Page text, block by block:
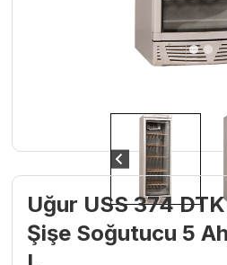
Uğur USS 374
Şişe Soğutucu 5